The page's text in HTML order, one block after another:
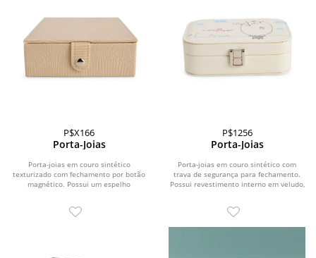
P$X166
Porta-Joias
Porta-joias em couro sintético
texturizado com fechamento por botão
magnético. Possui um espelho
P$1256
Porta-Joias
Porta-joias em couro sintético com
trava de segurança para fechamento.
Possui revestimento interno em veludo,